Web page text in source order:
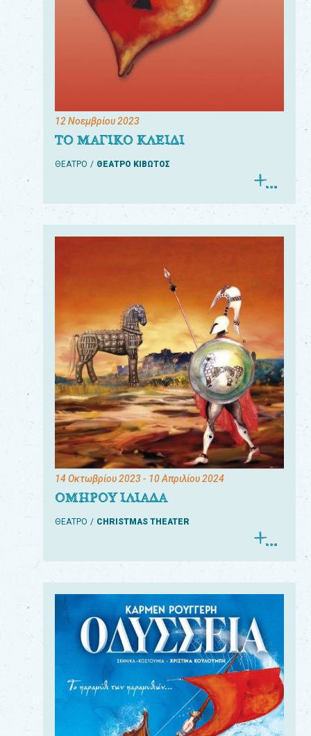
12 Νοεμβρίου 2023
ΤΟ ΜΑΓΙΚΟ ΚΛΕΙΔΙ
ΘΕΑΤΡΟ ΘΕΑΤΡΟ ΚΙΒΩΤΟΣ
14 Οκτωβρίου 2023- 10 Απριλίου 2024
ΟΜΗΡΟΥ ΙΛΙΑΔΑ
ΘΕΑΤΡΟ CHRISTMAS THEATER